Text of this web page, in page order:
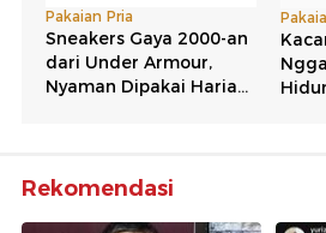
Rekomendasi